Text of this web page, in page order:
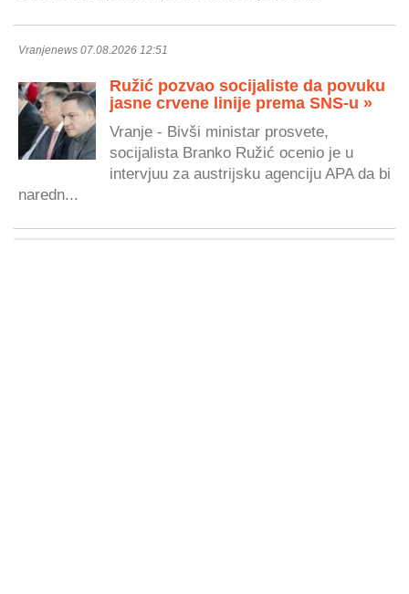
Vranjenews 07.08.2026 12:51
Ružić pozvao socijaliste da povuku
jasne crvene linije prema SNS-u »
Vranje - Bivši ministar prosvete,
socijalista Branko Ružić ocenio je u
intervjuu za austrijsku agenciju APA da bi
naredn...